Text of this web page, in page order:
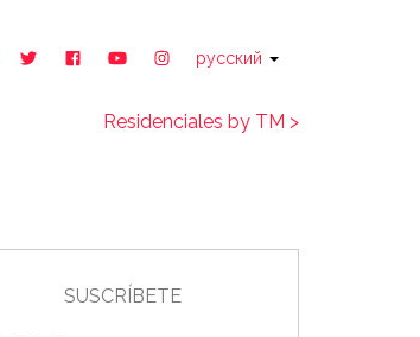
русский
Residenciales by TM >
SUSCRÍBETE